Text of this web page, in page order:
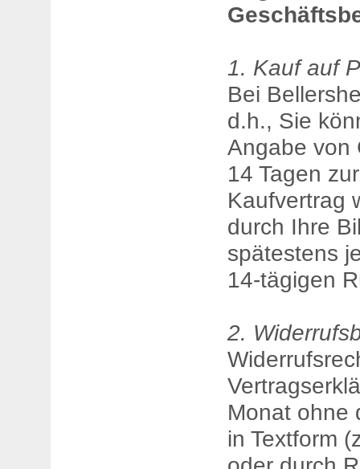
1. Kauf auf
Bei
d.h., Sie
Angabe von
14 Tagen
Kaufvertrag
durch Ihre
spätestens
14-tägigen
2.
Monat ohne
in Textform